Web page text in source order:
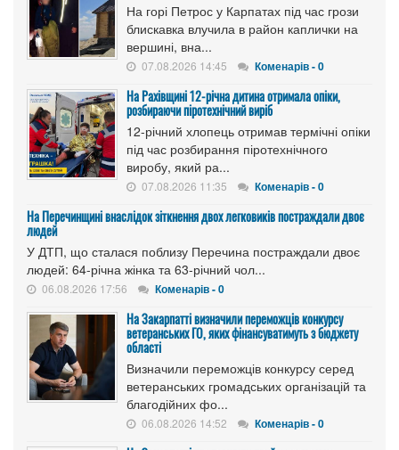
На горі Петрос у Карпатах під час грози
блискавка влучила в район каплички на
вершині, вна...
07.08.2026 14:45 Коменарів - 0
На Рахівщині 12-річна дитина отримала опіки,
розбираючи піротехнічний виріб
12-річний хлопець отримав термічні опіки
під час розбирання піротехнічного
виробу, який ра...
07.08.2026 11:35 Коменарів - 0
На Перечинщині внаслідок зіткнення двох легковиків постраждали двоє
людей
У ДТП, що сталася поблизу Перечина постраждали двоє
людей: 64-річна жінка та 63-річний чол...
06.08.2026 17:56 Коменарів - 0
На Закарпатті визначили переможців конкурсу
ветеранських ГО, яких фінансуватимуть з бюджету
області
Визначили переможців конкурсу серед
ветеранських громадських організацій та
благодійних фо...
06.08.2026 14:52 Коменарів - 0